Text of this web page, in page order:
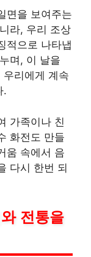
면을 보여주는
라, 우리 조상
적으로 나타냅
며, 이 날을
리에게 계속
.
가족이나 친
화전도 만들
움 속에서 음
다시 한번 되
전통을